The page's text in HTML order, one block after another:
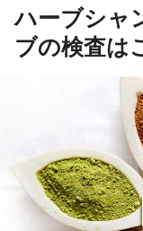
ハーブシャ
ブの検査は